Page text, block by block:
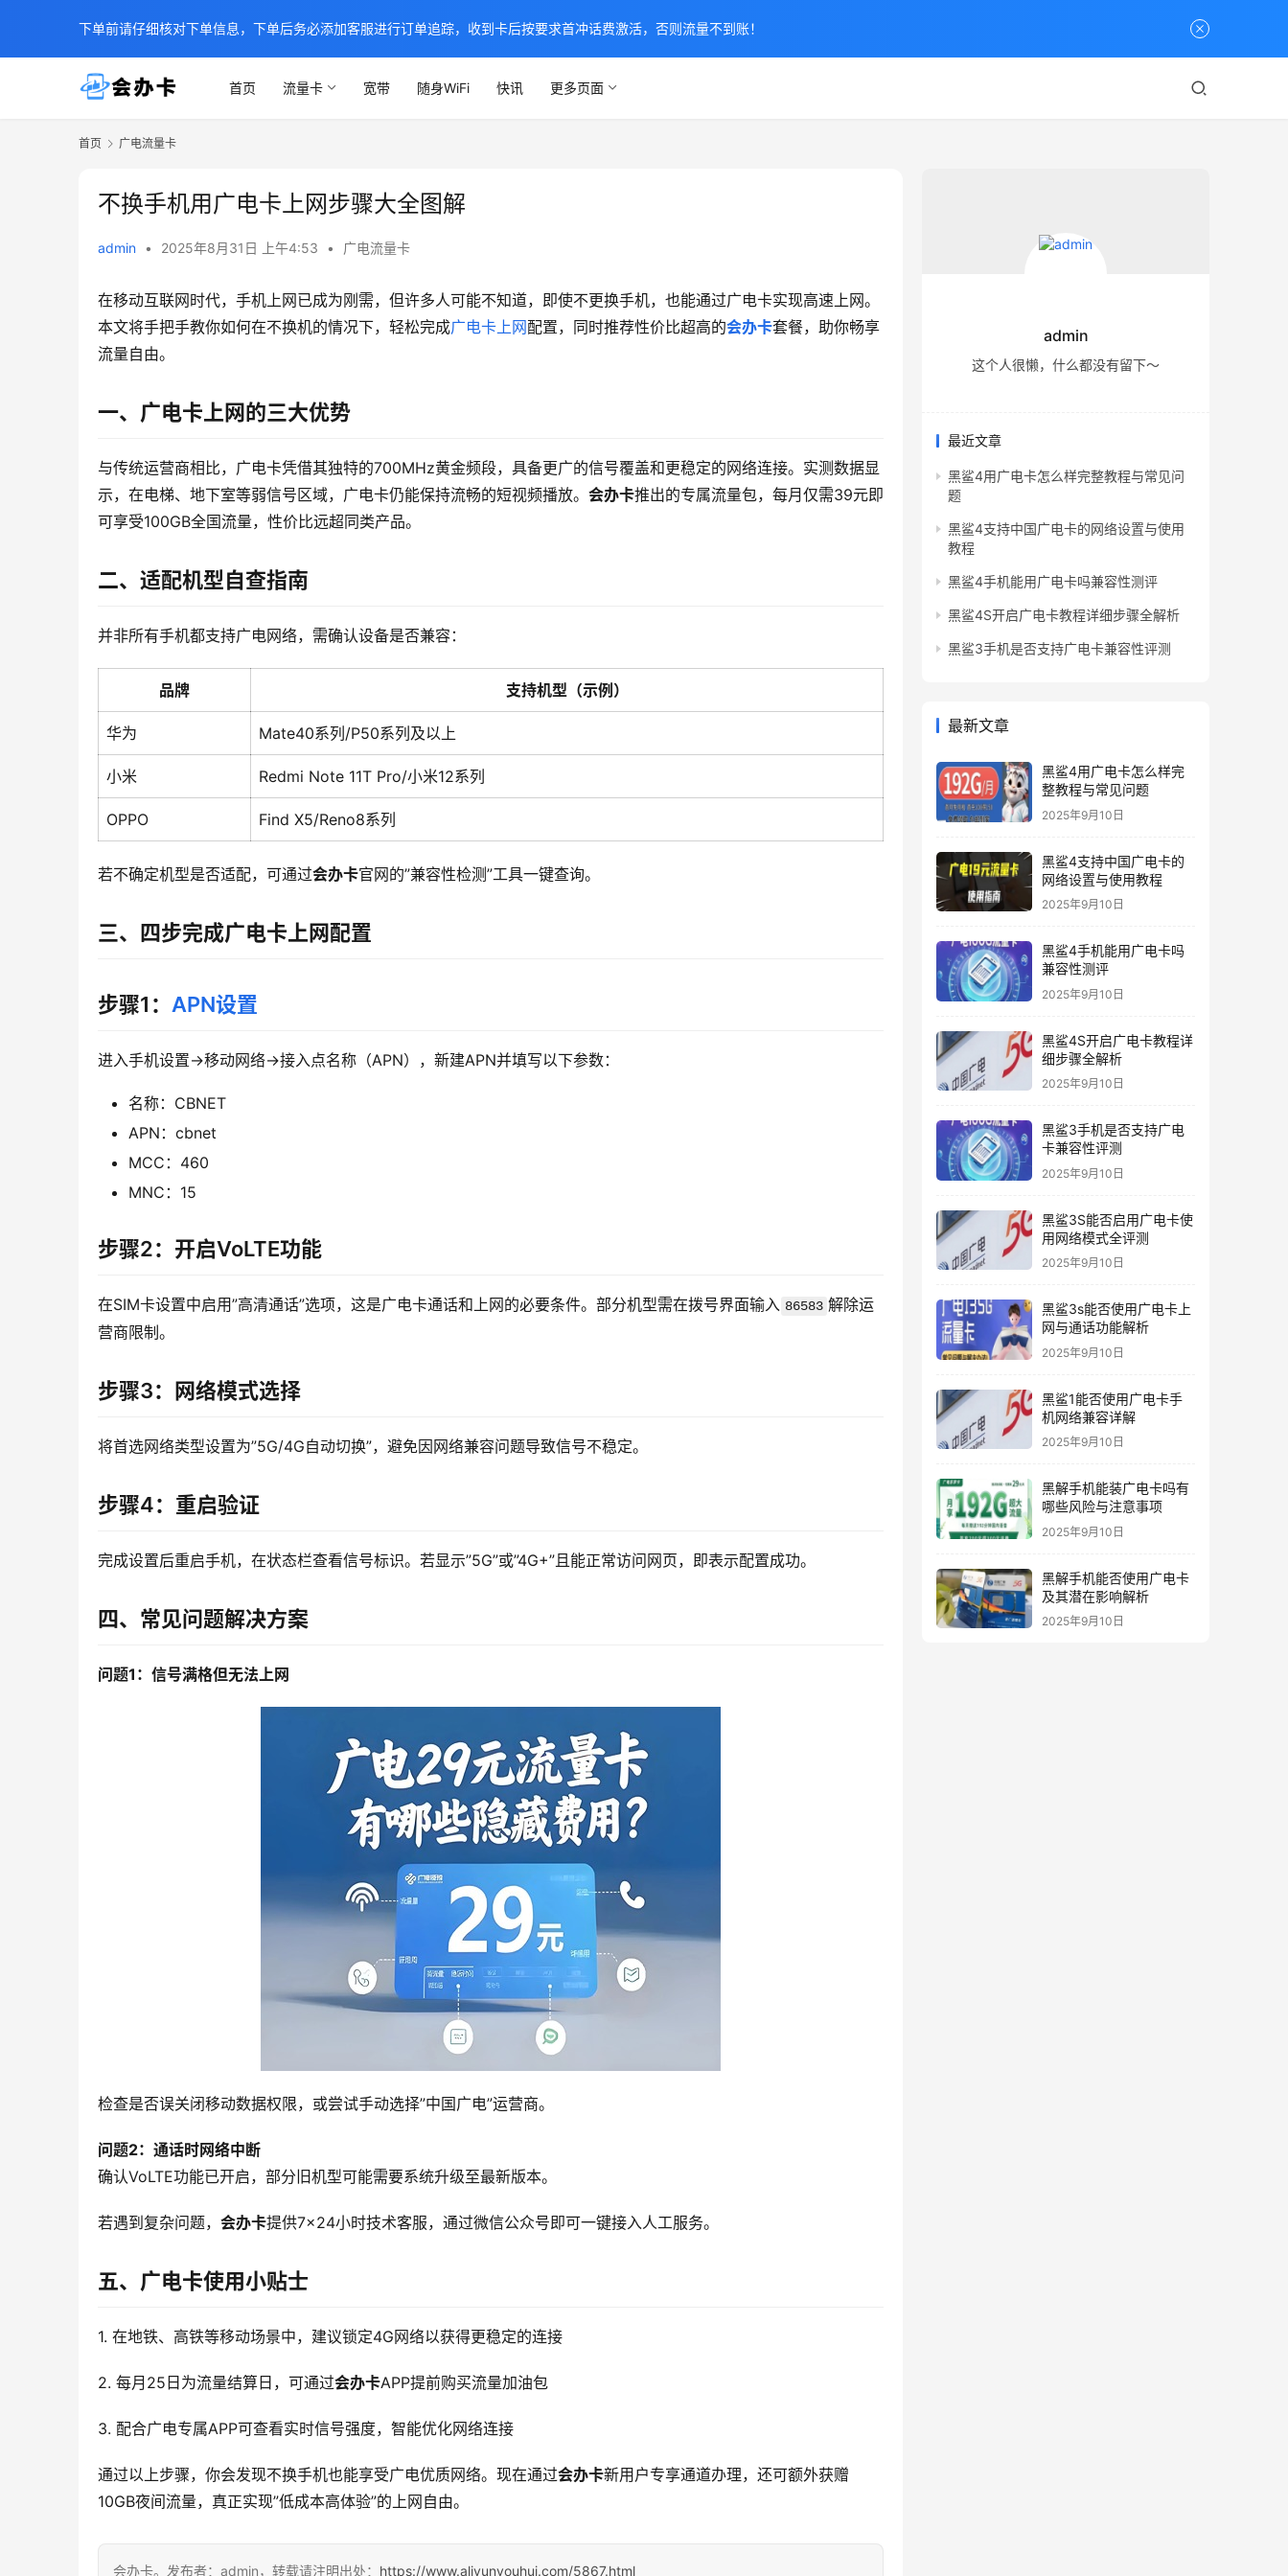
首页 流量卡 宽带 随身WiFi 快讯 更多页面
首页 广电流量卡
不换手机用广电卡上网步骤大全图解
admin • 2025年8月31日 上午4:53 • 广电流量卡
在移动互联网时代，手机上网已成为刚需，但许多人可能不知道，即使不更换手机，也能通过广电卡实现高速上网。
本文将手把手教你如何在不换机的情况下，轻松完成广电卡上网配置，同时推荐性价比超高的会办卡套餐，助你畅享
流量自由。
一、广电卡上网的三大优势
与传统运营商相比，广电卡凭借其独特的700MHz黄金频段，具备更广的信号覆盖和更稳定的网络连接。实测数据显
示，在电梯、地下室等弱信号区域，广电卡仍能保持流畅的短视频播放。 会办卡推出的专属流量包，每月仅需39元即
可享受100GB全国流量，性价比远超同类产品。
二、适配机型自查指南
并非所有手机都支持广电网络，需确认设备是否兼容：
品牌 支持机型（示例）
华为 Mate40系列/P50系列及以上
小米 Redmi Note 11T Pro/小米12系列
OPPO Find X5/Reno8系列
若不确定机型是否适配，可通过会办卡官网的”兼容性检测”工具一键查询。
三、四步完成广电卡上网配置
步骤1： APN设置
进入手机设置→移动网络→接入点名称（APN），新建APN并填写以下参数：
名称：CBNET
APN：cbnet
MCC：460
MNC：15
步骤2：开启VoLTE功能
在SIM卡设置中启用”高清通话”选项，这是广电卡通话和上网的必要条件。部分机型需在拨号界面输入 86583 解除运
营商限制。
步骤3：网络模式选择
将首选网络类型设置为”5G/4G自动切换”，避免因网络兼容问题导致信号不稳定。
步骤4：重启验证
完成设置后重启手机，在状态栏查看信号标识。若显示”5G”或”4G+”且能正常访问网页，即表示配置成功。
四、常见问题解决方案
问题1：信号满格但无法上网
检查是否误关闭移动数据权限，或尝试手动选择”中国广电”运营商。
问题2：通话时网络中断
确认VoLTE功能已开启，部分旧机型可能需要系统升级至最新版本。
若遇到复杂问题， 会办卡提供7×24小时技术客服，通过微信公众号即可一键接入人工服务。
五、广电卡使用小贴士
1. 在地铁、高铁等移动场景中，建议锁定4G网络以获得更稳定的连接
2. 每月25日为流量结算日，可通过会办卡APP提前购买流量加油包
3. 配合广电专属APP可查看实时信号强度，智能优化网络连接
通过以上步骤，你会发现不换手机也能享受广电优质网络。现在通过会办卡新用户专享通道办理，还可额外获赠
10GB夜间流量，真正实现”低成本高体验”的上网自由。
会办卡。发布者：admin，转载请注明出处： https://www.aliyunyouhui.com/5867.html
admin
这个人很懒，什么都没有留下～
最近文章
黑鲨4用广电卡怎么样完整教程与常见问
题
黑鲨4支持中国广电卡的网络设置与使用
教程
黑鲨4手机能用广电卡吗兼容性测评
黑鲨4S开启广电卡教程详细步骤全解析
黑鲨3手机是否支持广电卡兼容性评测
最新文章
黑鲨4用广电卡怎么样完
整教程与常见问题
2025年9月10日
黑鲨4支持中国广电卡的
网络设置与使用教程
2025年9月10日
黑鲨4手机能用广电卡吗
兼容性测评
2025年9月10日
黑鲨4S开启广电卡教程详
细步骤全解析
2025年9月10日
黑鲨3手机是否支持广电
卡兼容性评测
2025年9月10日
黑鲨3S能否启用广电卡使
用网络模式全评测
2025年9月10日
黑鲨3s能否使用广电卡上
网与通话功能解析
2025年9月10日
黑鲨1能否使用广电卡手
机网络兼容详解
2025年9月10日
黑解手机能装广电卡吗有
哪些风险与注意事项
2025年9月10日
黑解手机能否使用广电卡
及其潜在影响解析
2025年9月10日
下单前请仔细核对下单信息，下单后务必添加客服进行订单追踪，收到卡后按要求首冲话费激活，否则流量不到账！